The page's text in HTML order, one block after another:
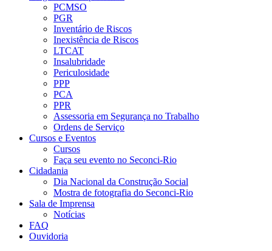
PCMSO
PGR
Inventário de Riscos
Inexistência de Riscos
LTCAT
Insalubridade
Periculosidade
PPP
PCA
PPR
Assessoria em Segurança no Trabalho
Ordens de Serviço
Cursos e Eventos
Cursos
Faça seu evento no Seconci-Rio
Cidadania
Dia Nacional da Construção Social
Mostra de fotografia do Seconci-Rio
Sala de Imprensa
Notícias
FAQ
Ouvidoria